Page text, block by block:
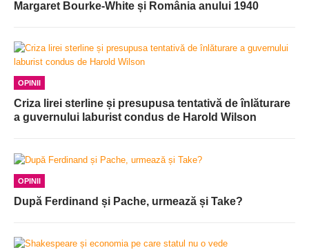
Margaret Bourke-White și România anului 1940
OPINII
Criza lirei sterline și presupusa tentativă de înlăturare
a guvernului laburist condus de Harold Wilson
OPINII
După Ferdinand și Pache, urmează și Take?